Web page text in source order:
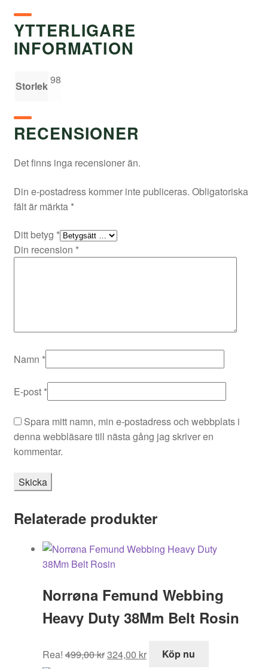
YTTERLIGARE
INFORMATION
Storlek98
RECENSIONER
Det finns inga recensioner än.
Din e-postadress kommer inte publiceras. Obligatoriska
fält är märkta *
Ditt betyg *
Din recension *
Namn *
E-post *
Spara mitt namn, min e-postadress och webbplats i
denna webbläsare till nästa gång jag skriver en
kommentar.
Relaterade produkter
Norrøna Femund Webbing
Heavy Duty 38Mm Belt Rosin
Rea! 499,00kr
ursprungliga
324,00 kr
nuvarande
Köp nu